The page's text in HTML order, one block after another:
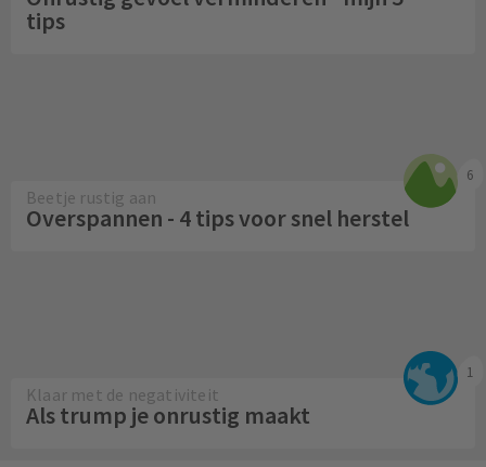
tips
6
Beetje rustig aan
Overspannen - 4 tips voor snel herstel
1
Klaar met de negativiteit
Als trump je onrustig maakt